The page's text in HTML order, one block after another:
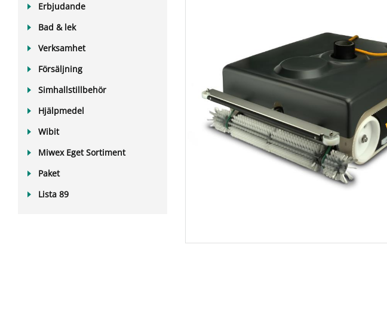
Erbjudande
Bad & lek
Verksamhet
Försäljning
Simhallstillbehör
Hjälpmedel
Wibit
Miwex Eget Sortiment
Paket
Lista 89